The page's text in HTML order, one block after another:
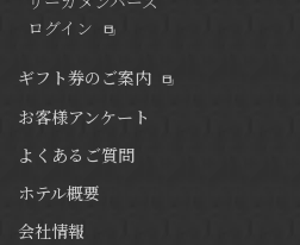
ログイン
ギフト券のご案内
お客様アンケート
よくあるご質問
ホテル概要
会社情報